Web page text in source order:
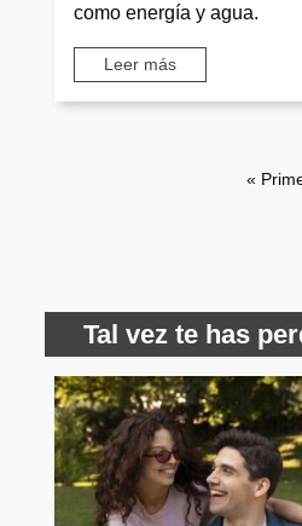
como energía y agua.
Leer más
«
Tal vez te has